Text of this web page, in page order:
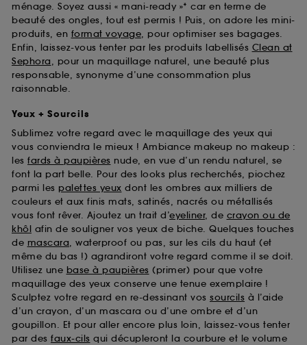
ménage. Soyez aussi « mani-ready »* car en terme de
beauté des ongles, tout est permis ! Puis, on adore les mini-
produits, en format voyage, pour optimiser ses bagages.
Enfin, laissez-vous tenter par les produits labellisés Clean at
Sephora, pour un maquillage naturel, une beauté plus
responsable, synonyme d’une consommation plus
raisonnable.
Yeux + Sourcils
Sublimez votre regard avec le maquillage des yeux qui
vous conviendra le mieux ! Ambiance makeup no makeup :
les fards à paupières nude, en vue d’un rendu naturel, se
font la part belle. Pour des looks plus recherchés, piochez
parmi les palettes yeux dont les ombres aux milliers de
couleurs et aux finis mats, satinés, nacrés ou métallisés
vous font rêver. Ajoutez un trait d’eyeliner, de crayon ou de
khôl afin de souligner vos yeux de biche. Quelques touches
de mascara, waterproof ou pas, sur les cils du haut (et
même du bas !) agrandiront votre regard comme il se doit.
Utilisez une base à paupières (primer) pour que votre
maquillage des yeux conserve une tenue exemplaire !
Sculptez votre regard en re-dessinant vos sourcils à l’aide
d’un crayon, d’un mascara ou d’une ombre et d’un
goupillon. Et pour aller encore plus loin, laissez-vous tenter
par des faux-cils qui décupleront la courbure et le volume